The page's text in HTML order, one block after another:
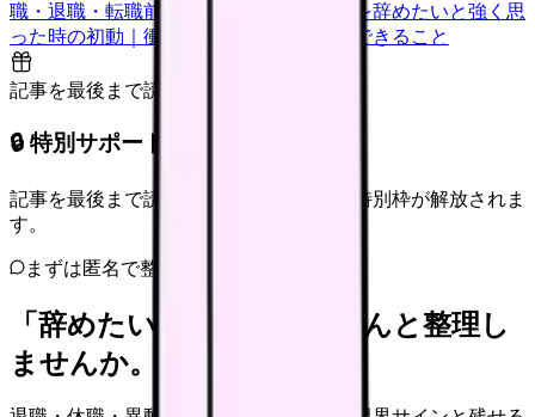
職・退職・転職前に確認すること
看護師を辞めたいと強く思
った時の初動｜衝動的に辞める前に今日できること
記事を最後まで読むと解放
🔒 特別サポート枠（未開放）
記事を最後まで読むと、転職サポートの特別枠が解放されま
す。
まずは匿名で整理
「辞めたい」を、カンゴさんと整理し
ませんか。